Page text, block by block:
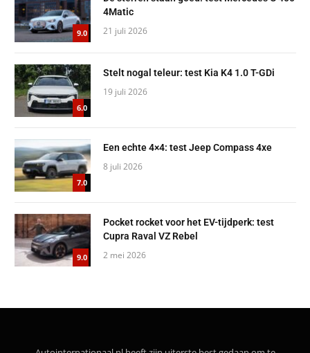
9.0
4Matic
21 juli 2026
6.0
Stelt nogal teleur: test Kia K4 1.0 T-GDi
19 juli 2026
7.0
Een echte 4×4: test Jeep Compass 4xe
8 juli 2026
9.0
Pocket rocket voor het EV-tijdperk: test
Cupra Raval VZ Rebel
2 mei 2026